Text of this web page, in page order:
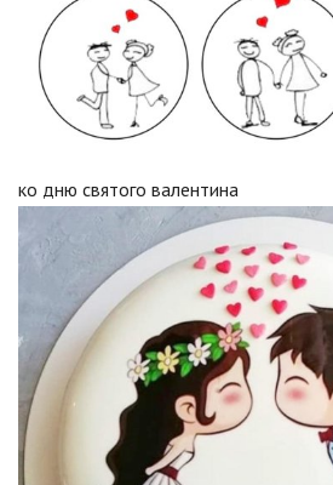
ко дню святого валентина